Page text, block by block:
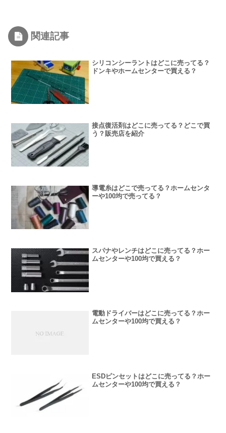
関連記事
シリコンシーラントはどこに売ってる？
ドンキやホームセンターで買える？
接点復活剤はどこに売ってる？どこで買
う？販売店を紹介
導電糸はどこで売ってる？ホームセンタ
ーや100均で売ってる？
スパナやレンチはどこに売ってる？ホー
ムセンターや100均で買える？
電動ドライバーはどこに売ってる？ホー
ムセンターや100均で買える？
ESDピンセットはどこに売ってる？ホー
ムセンターや100均で買える？